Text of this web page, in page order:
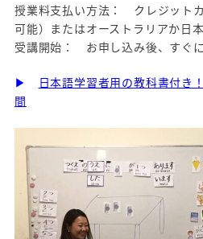
授業料支払い方法： クレジット
可能）またはオーストラリアか日
受講開始： お申し込み後、すぐ
▶
日本語学習者用の教科書付き
間